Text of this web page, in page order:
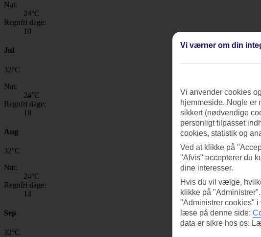
Nat:
24°C
Regnfri dage:
10
Jul
32°C
Nat:
24°C
Regnfri dage:
18
Aug
32°C
Nat:
24°C
Regnfri dage:
14
Sep
32°C
Vi værner om din
Vi anvender cookies
hjemmeside. Nogle er
sikkert (nødvendige
personligt tilpasset
cookies, statistik og
Ved at klikke på
"Afvis" accepterer du
dine interesser.
Hvis du vil vælge,
klikke på
"Administrer cookies" i
læse på denne side:
data er sikre hos os: